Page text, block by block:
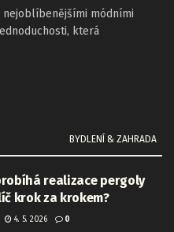
módními
která
BYDLENÍ & ZAHRADA
realizace pergoly
krok za krokem?
4. 5. 2026 0